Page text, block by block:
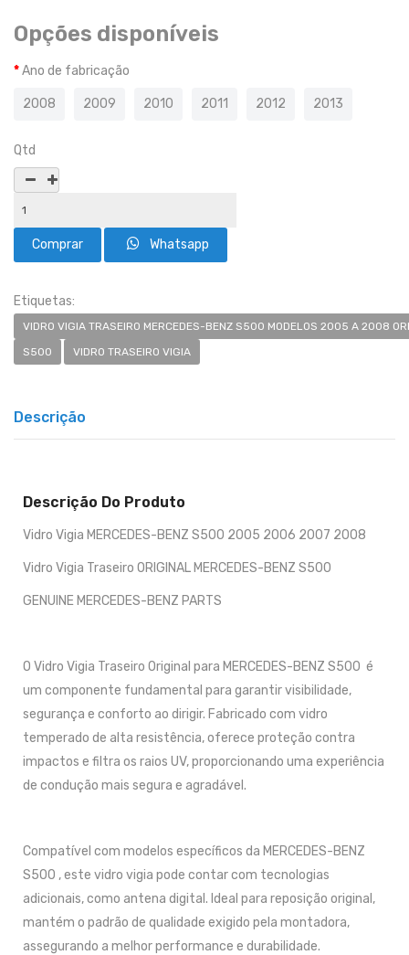
Opções disponíveis
Ano de fabricação
2008 2009 2010 2011 2012 2013
Qtd
Whatsapp
Etiquetas:
VIDRO VIGIA TRASEIRO MERCEDES-BENZ S500 MODELOS 2005 A 2008
S500
VIDRO TRASEIRO VIGIA
Descrição
Descrição Do Produto
Vidro Vigia MERCEDES-BENZ S500 2005 2006 2007 2008
Vidro Vigia Traseiro ORIGINAL MERCEDES-BENZ S500
GENUINE MERCEDES-BENZ PARTS
O Vidro Vigia Traseiro Original para MERCEDES-BENZ S500 é
um componente fundamental para garantir visibilidade,
segurança e conforto ao dirigir. Fabricado com vidro
temperado de alta resistência, oferece proteção contra
impactos e filtra os raios UV, proporcionando uma experiência
de condução mais segura e agradável.
Compatível com modelos específicos da MERCEDES-BENZ
S500 , este vidro vigia pode contar com tecnologias
adicionais, como antena digital. Ideal para reposição original,
mantém o padrão de qualidade exigido pela montadora,
assegurando a melhor performance e durabilidade.